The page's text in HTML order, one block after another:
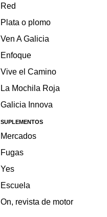
Red
Plata o plomo
Ven A Galicia
Enfoque
Vive el Camino
La Mochila Roja
Galicia Innova
SUPLEMENTOS
Mercados
Fugas
Yes
Escuela
On, revista de motor